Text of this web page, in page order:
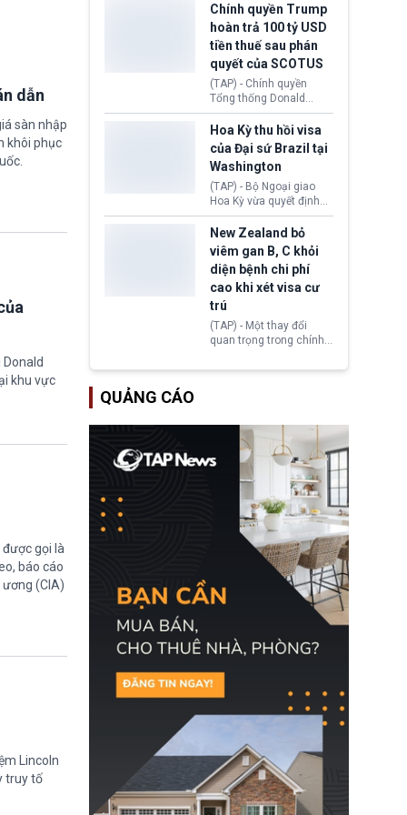
dẫn
sàn nhập
khôi phục
khu vực
gọi là
báo cáo
(CIA)
Lincoln
truy tố
toàn y tế.
tăng lãi suất nếu lạm
phát ở Hoa Kỳ không tiếp
tục giảm trong thời gian
tới.
Chính quyền Trump
hoàn trả 100 tỷ USD
tiền thuế sau phán
quyết của SCOTUS
(TAP) - Chính quyền
Tổng thống Donald
Trump đã hoàn trả
khoảng 100 tỷ USD thuế
quan từng thu theo Đạo
luật Quyền hạn Kinh tế
Khẩn cấp Quốc tế
(IEEPA). Động thái này
diễn ra sau phán quyết
hồi tháng 2 bởi Tòa án
Tối cao Hoa Kỳ
(SCOTUS) khi tuyên bố,
việc áp thuế diện rộng là
hoàn toàn bất hợp pháp.
Hoa Kỳ thu hồi visa
của Đại sứ Brazil tại
Washington
(TAP) - Bộ Ngoại giao
Hoa Kỳ vừa quyết định
thu hồi thị thực (visa)
của bà Maria Luiza
Ribeiro Viotti - Đại sứ
Brazil tại Washington.
Động thái trên diễn ra
trong bối cảnh tranh
chấp ngoại giao giữa
chính quyền Tổng thống
Donald Trump và chính
phủ cánh tả Tổng thống
New Zealand bỏ
viêm gan B, C khỏi
diện bệnh chi phí
cao khi xét visa cư
trú
(TAP) - Một thay đổi
quan trọng trong chính
Zealand đang mở ra
gan B hoặc viêm gan C
sẽ không còn bị mặc
định không đáp ứng tiêu
chuẩn sức khỏe chỉ vì
chi phí điều trị khi nộp hồ
sơ xin visa cư trú.
QUẢNG CÁO